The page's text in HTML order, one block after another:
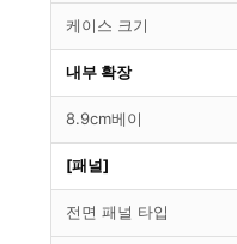
케이스 크기
내부 확장
8.9cm베이
[패널]
전면 패널 타입